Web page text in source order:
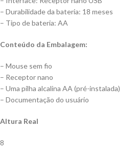
– Durabilidade da bateria: 18 meses
– Tipo de bateria: AA
Conteúdo da Embalagem:
– Mouse sem fio
– Receptor nano
– Uma pilha alcalina AA (pré-instalada)
– Documentação do usuário
Altura Real
8